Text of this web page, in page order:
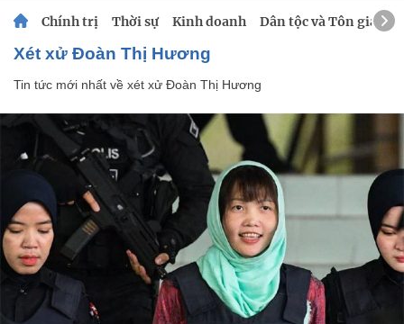
Chính trị Thời sự Kinh doanh Dân tộc và Tôn giáo
xét xử Đoàn Thị Hương
Tin tức mới nhất về xét xử Đoàn Thị Hương